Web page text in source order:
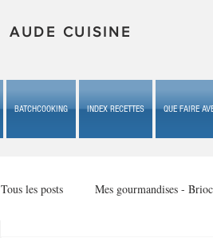
AUDE CUISINE
BATCHCOOKING INDEX RECETTES QUE FAIRE
Tous les posts Mes gourmandises -